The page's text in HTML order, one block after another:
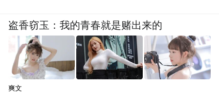
盗香窃玉：我的青春就是赌出来的
爽文